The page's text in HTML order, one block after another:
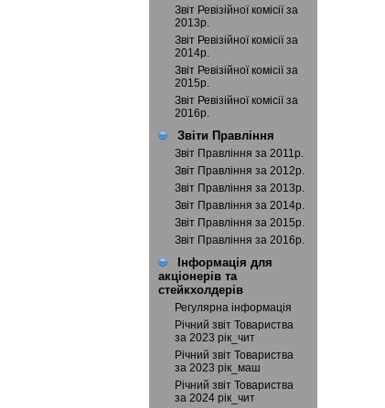
Звіт Ревізійної комісії за
2013р.
Звіт Ревізійної комісії за
2014р.
Звіт Ревізійної комісії за
2015р.
Звіт Ревізійної комісії за
2016р.
Звіти Правління
Звіт Правління за 2011р.
Звіт Правління за 2012р.
Звіт Правління за 2013р.
Звіт Правління за 2014р.
Звіт Правління за 2015р.
Звіт Правління за 2016р.
Інформація для
акціонерів та
стейкхолдерів
Регулярна інформація
Річний звіт Товариства
за 2023 рік_чит
Річний звіт Товариства
за 2023 рік_маш
Річний звіт Товариства
за 2024 рік_чит